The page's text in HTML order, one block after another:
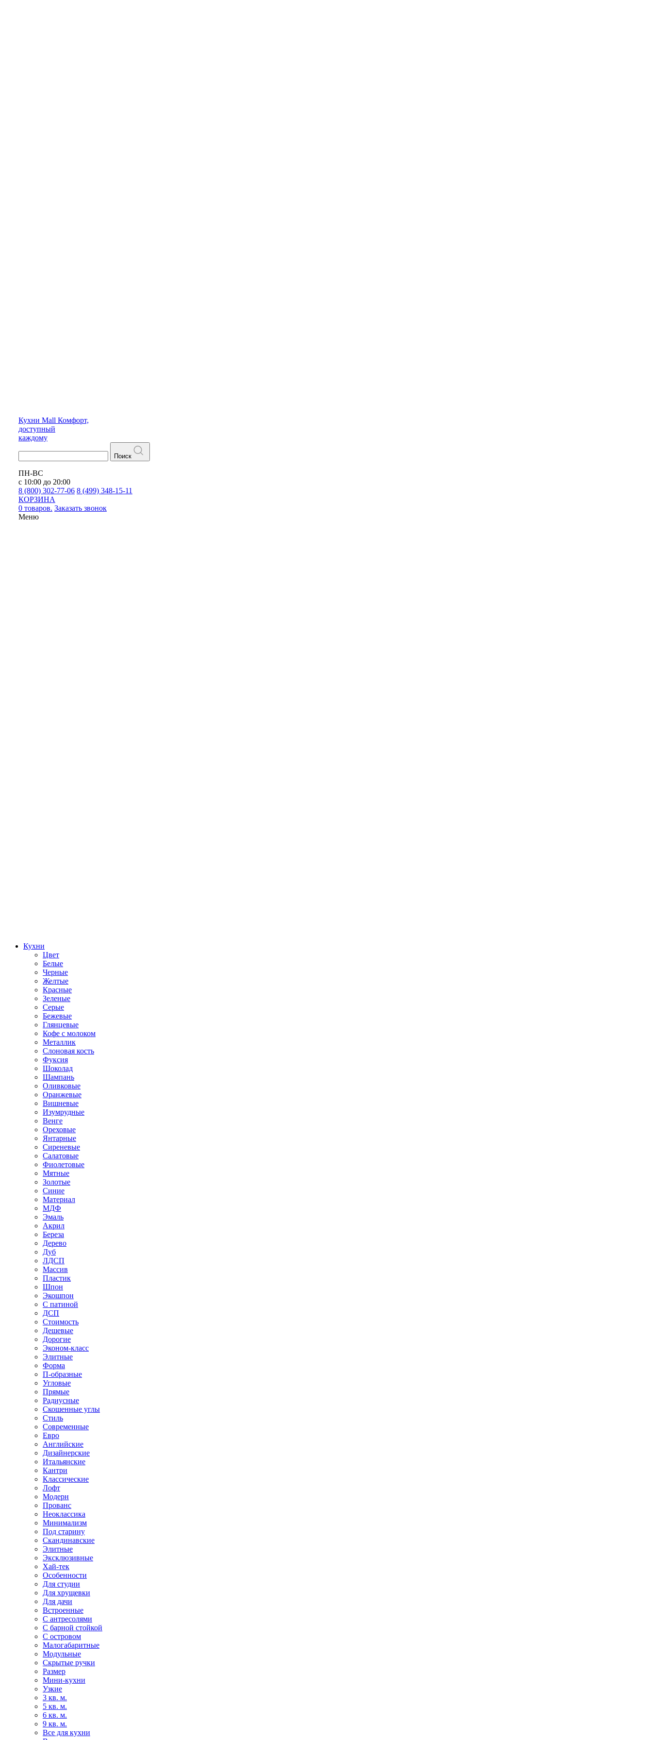
Кухни Mall Комфорт,
доступный
каждому
Поиск
ПН-ВС
с 10:00 до 20:00
8 (800) 302-77-06 8 (499) 348-15-11
КОРЗИНА
0 товаров. Заказать звонок
Меню
Кухни
Цвет
Белые
Черные
Желтые
Красные
Зеленые
Серые
Бежевые
Глянцевые
Кофе с молоком
Металлик
Слоновая кость
Фуксия
Шоколад
Шампань
Оливковые
Оранжевые
Вишневые
Изумрудные
Венге
Ореховые
Янтарные
Сиреневые
Салатовые
Фиолетовые
Мятные
Золотые
Синие
Материал
МДФ
Эмаль
Акрил
Береза
Дерево
Дуб
ЛДСП
Массив
Пластик
Шпон
Экошпон
С патиной
ДСП
Стоимость
Дешевые
Дорогие
Эконом-класс
Элитные
Форма
П-образные
Угловые
Прямые
Радиусные
Скошенные углы
Стиль
Современные
Евро
Английские
Дизайнерские
Итальянские
Кантри
Классические
Лофт
Модерн
Прованс
Неоклассика
Минимализм
Под старину
Скандинавские
Элитные
Эксклюзивные
Хай-тек
Особенности
Для студии
Для хрущевки
Для дачи
Встроенные
С антресолями
С барной стойкой
С островом
Малогабаритные
Модульные
Скрытые ручки
Размер
Мини-кухни
Узкие
3 кв. м.
5 кв. м.
6 кв. м.
9 кв. м.
Все для кухни